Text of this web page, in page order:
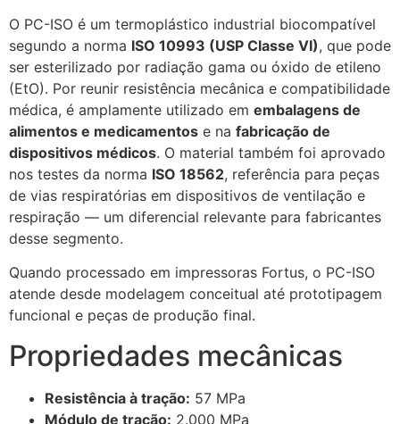
O PC-ISO é um termoplástico industrial biocompatível
segundo a norma ISO 10993 (USP Classe VI), que pode
ser esterilizado por radiação gama ou óxido de etileno
(EtO). Por reunir resistência mecânica e compatibilidade
médica, é amplamente utilizado em embalagens de
alimentos e medicamentos e na fabricação de
dispositivos médicos. O material também foi aprovado
nos testes da norma ISO 18562, referência para peças
de vias respiratórias em dispositivos de ventilação e
respiração — um diferencial relevante para fabricantes
desse segmento.
Quando processado em impressoras Fortus, o PC-ISO
atende desde modelagem conceitual até prototipagem
funcional e peças de produção final.
Propriedades mecânicas
Resistência à tração: 57 MPa
Módulo de tração: 2.000 MPa